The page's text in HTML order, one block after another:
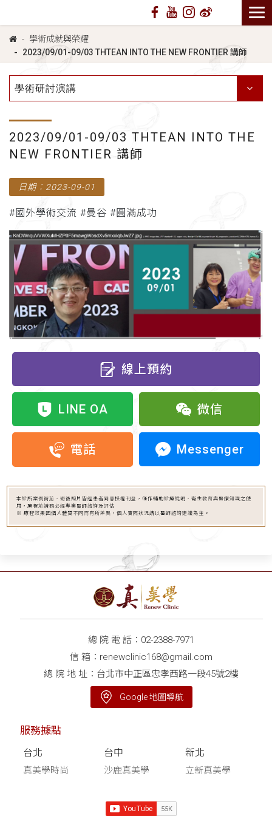
學術成就與榮耀
2023/09/01-09/03 THTEAN INTO THE NEW FRONTIER 講師
學術研討演講
2023/09/01-09/03 THTEAN INTO THE
NEW FRONTIER 講師
日期：2023-09-01
#國外學術交流 #曼谷 #圓滿成功
線上預約
LINE OA 微信
電話 Messenger
本診所案例術前、術後照片皆經患者同意授權刊登，僅作輔助診療說明、衛生教育與醫療知識之使
用，療程前請務必經專業醫師諮詢及評估
※ 療程效果因個人體質不同而有所差異，個人實際狀況請以醫師諮詢建議為主。
總 院 電 話： 02-2388-7971
信 箱： renewclinic168@gmail.com
總 院 地 址：台北市中正區忠孝西路一段45號2樓
Google 地圖導航
服務據點
台北
真美學時尚
台中
沙鹿真美學
新北
立新真美學